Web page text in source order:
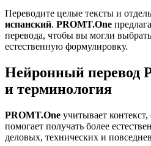
Переводите целые тексты и
испанский. PROMT.One
перевода, чтобы вы могли
естественную формулировку.
Нейронный перевод
и терминология
PROMT.One учитывает контекст,
помогает получать более
деловых, технических и